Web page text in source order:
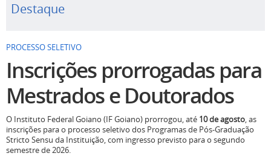
Destaque
PROCESSO SELETIVO
Inscrições prorrogadas para
Mestrados e Doutorados
O Instituto Federal Goiano (IF Goiano) prorrogou, até 10 de agosto, as
inscrições para o processo seletivo dos Programas de Pós-Graduação
Stricto Sensu da Instituição, com ingresso previsto para o segundo
semestre de 2026.